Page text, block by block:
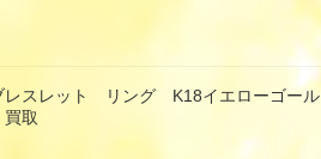
スレット リング K18イエローゴール
取